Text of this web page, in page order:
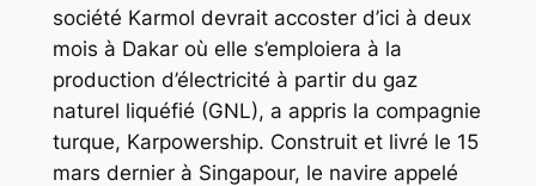
société Karmol devrait accoster d’ici à deux
mois à Dakar où elle s’emploiera à la
production d’électricité à partir du gaz
naturel liquéfié (GNL), a appris la compagnie
turque, Karpowership. Construit et livré le 15
mars dernier à Singapour, le navire appelé